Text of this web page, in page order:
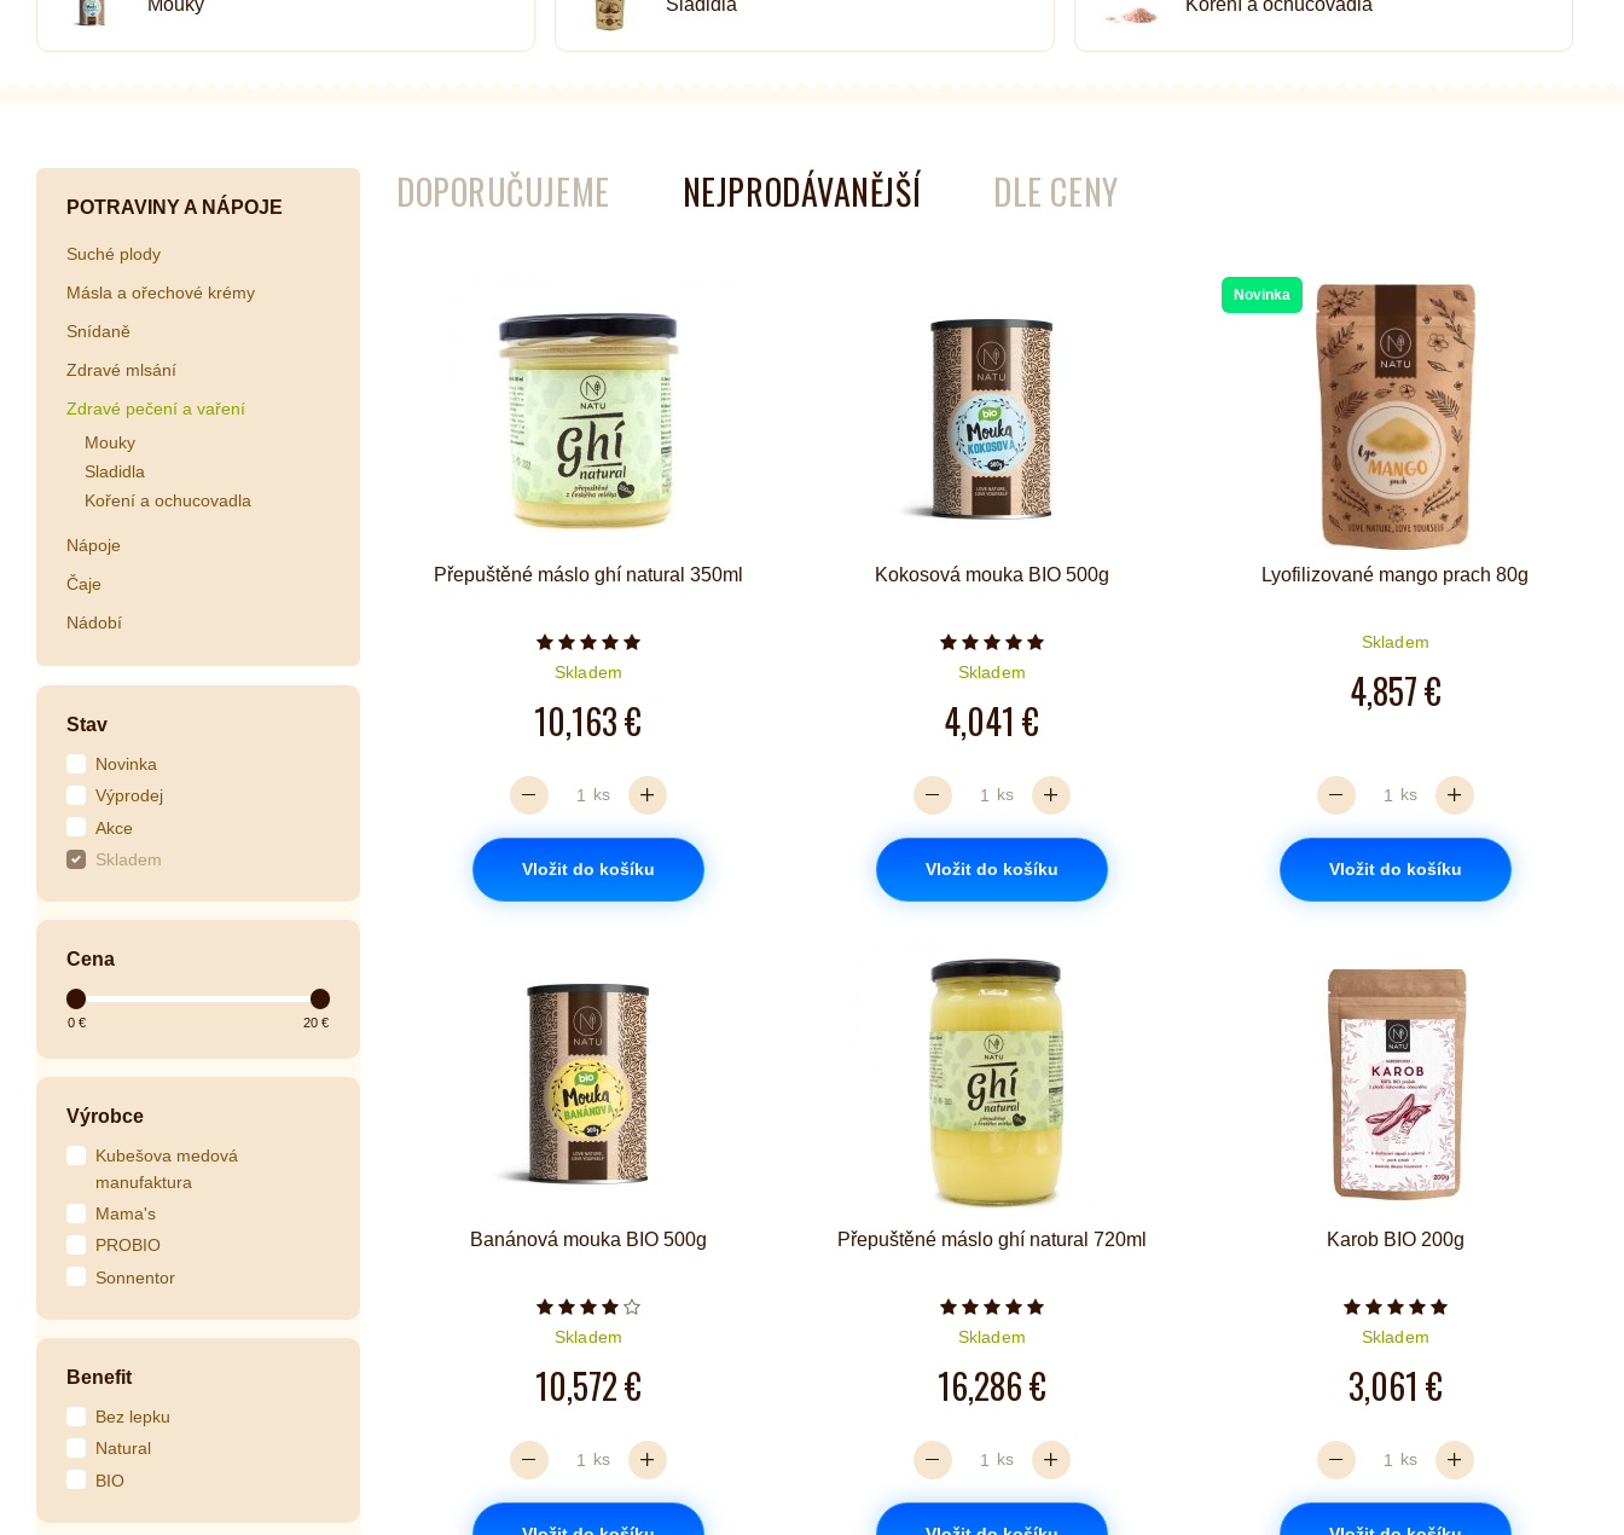
Kokosové nápoje
Ostatní nápoje
POTRAVINY A NÁPOJE
Suché plody
Másla a ořechové krémy
Snídaně
Zdravé mlsání
Zdravé pečení a vaření
Mouky
Sladidla
Koření a ochucovadla
Nápoje
Čaje
Nádobí
Stav
Novinka
Výprodej
Akce
Skladem
Cena
0 € 20€
Výrobce
Kubešova medová
manufaktura
Mama's
PROBIO
Sonnentor
Benefit
Bez lepku
Natural
BIO
DOPORUČUJEME NEJPRODÁVANĚJŠÍ DLE CENY
Přepuštěné máslo ghí natural 350ml
Počet hvězdiček je 5 z 5
Skladem
10,163 €
ks
Vložit do košíku
Kokosová mouka BIO 500g
Počet hvězdiček je 5 z 5
Skladem
4,041 €
ks
Vložit do košíku
Novinka
Lyofilizované mango prach 80g
Skladem
4,857 €
ks
Vložit do košíku
Banánová mouka BIO 500g
Počet hvězdiček je 4 z 5
Skladem
10,572 €
ks
Přepuštěné máslo ghí natural 720ml
Počet hvězdiček je 5 z 5
Skladem
16,286 €
ks
Karob BIO 200g
Počet hvězdiček je 5 z 5
Skladem
3,061 €
ks